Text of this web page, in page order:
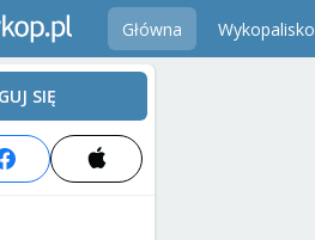
Główna Wykopalisko
SIĘ